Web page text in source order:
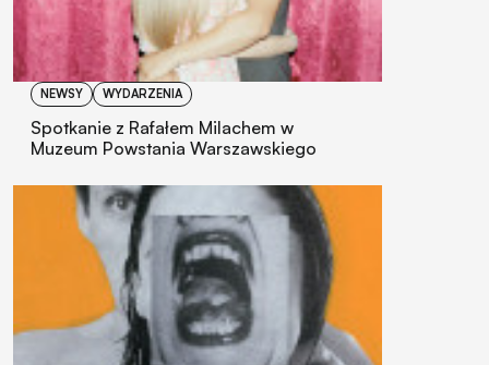
NEWSY WYDARZENIA
Spotkanie z Rafałem Milachem w
Muzeum Powstania Warszawskiego